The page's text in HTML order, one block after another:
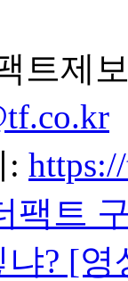
트제
:
팩트
냐? [